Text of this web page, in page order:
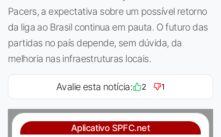
Pacers, a expectativa sobre um possível retorno
da liga ao Brasil continua em pauta. O futuro das
partidas no país depende, sem dúvida, da
melhoria nas infraestruturas locais.
Avalie esta notícia: 2 1
Aplicativo SPFC.net